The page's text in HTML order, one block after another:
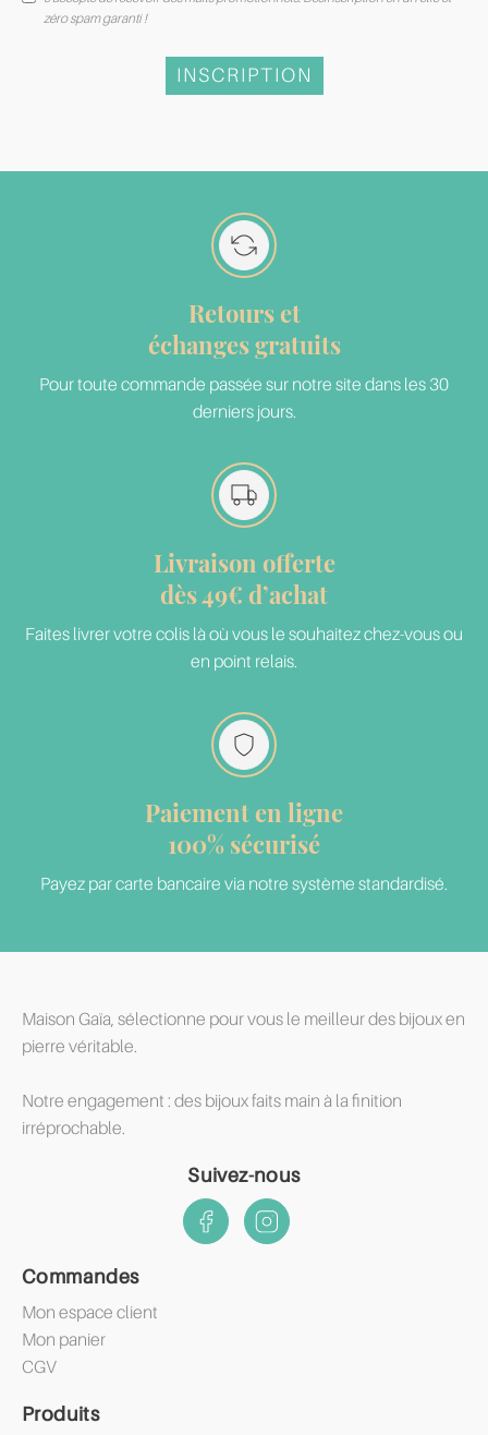
zéro spam garanti !
INSCRIPTION
Retours et
échanges gratuits
Pour toute commande passée sur notre site dans les 30
derniers jours.
Livraison offerte
dès 49€ d’achat
Faites livrer votre colis là où vous le souhaitez chez-vous ou
en point relais.
Paiement en ligne
100% sécurisé
Payez par carte bancaire via notre système standardisé.
Maison Gaïa, sélectionne pour vous le meilleur des bijoux en
pierre véritable.
Notre engagement : des bijoux faits main à la finition
irréprochable.
Commandes
Mon espace client
Mon panier
CGV
Produits
Suivez-nous